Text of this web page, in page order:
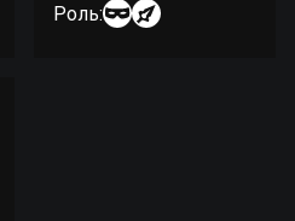
Роль: